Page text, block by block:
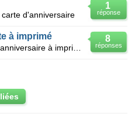
1
réponse
d'anniversaire
8
réponses
à imprimé